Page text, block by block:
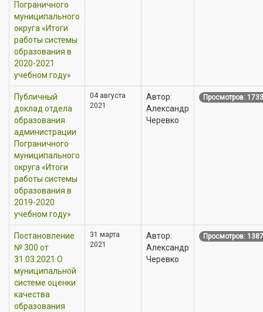
Пограничного
муниципального
округа «Итоги
работы системы
образования в
2020-2021
учебном году»
Публичный
доклад отдела
образования
администрации
Пограничного
муниципального
округа «Итоги
работы системы
образования в
2019-2020
учебном году»
04 августа
2021
Автор:
Александр
Черевко
Просмотров: 1733
Постановление
№ 300 от
31.03.2021 О
муниципальной
системе оценки
качества
образования
31 марта
2021
Автор:
Александр
Черевко
Просмотров: 1387